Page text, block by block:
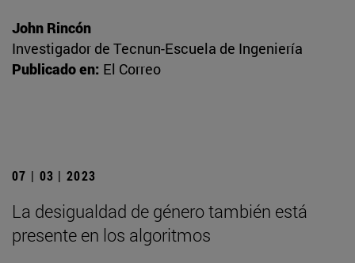
John Rincón
Investigador de Tecnun-Escuela de Ingeniería
Publicado en: El Correo
07 | 03 | 2023
La desigualdad de género también está
presente en los algoritmos